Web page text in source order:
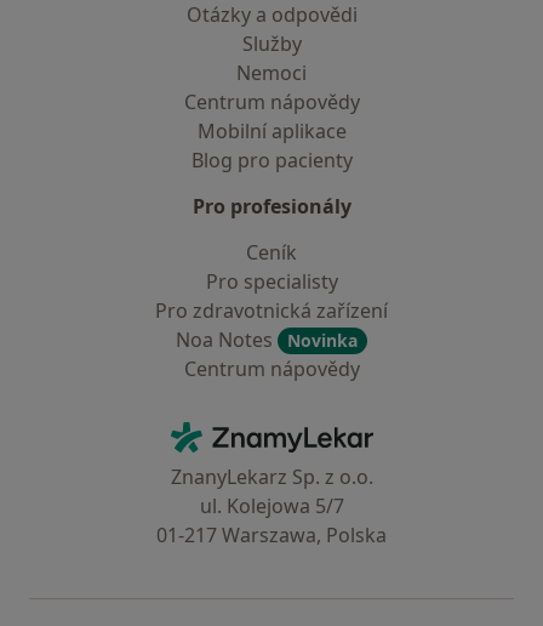
Otázky a odpovědi
Služby
Nemoci
Centrum nápovědy
Mobilní aplikace
Blog pro pacienty
Pro profesionály
Ceník
Pro specialisty
Pro zdravotnická zařízení
Noa Notes
Novinka
Centrum nápovědy
ZnamyLekar - Hlavní stránka
ZnanyLekarz Sp. z o.o.
ul. Kolejowa 5/7
01-217 Warszawa, Polska